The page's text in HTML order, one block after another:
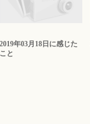
2019年03月18日に感じた
こと